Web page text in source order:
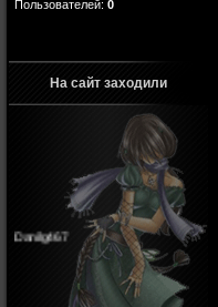
Пользователей: 0
На сайт заходили